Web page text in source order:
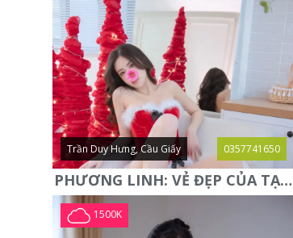
Trần Duy Hưng, Cầu Giấy 0357741650
PHƯƠNG LINH: VẺ ĐẸP CỦA TẠO HÓA, XINH ĐẸP, SEXY, QUYỄN RŨ
1500K